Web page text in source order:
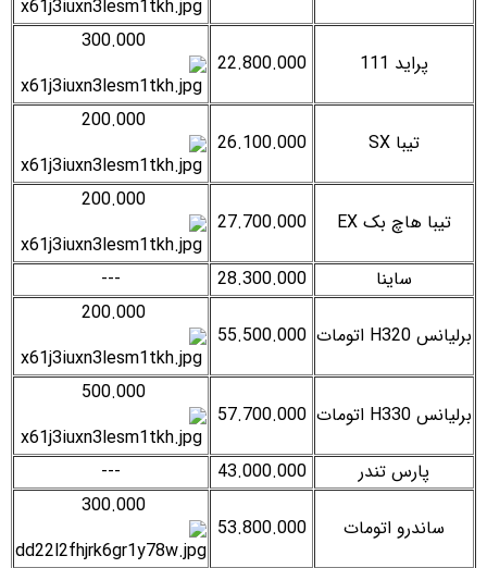
پراید 111 22.800.000
300.000
تیبا SX 26.100.000
200.000
تیبا هاچ بک EX 27.700.000
200.000
ساینا 28.300.000
---
برلیانس H320 اتومات 55.500.000
200.000
برلیانس H330 اتومات 57.700.000
500.000
پارس تندر 43.000.000
---
ساندرو اتومات 53.800.000
300.000